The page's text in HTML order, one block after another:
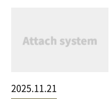
2025.11.21